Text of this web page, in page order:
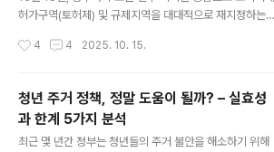
기과열지구는 50%로 축소LTV(비규제지역)최대 80%최
강화1금융권 대출 중심 적용스트레스 금리1.5%3.0%대출
허가구역(토허제) 및 규제지역을 대대적으로 재지정하는
거 아니야?”라는 피로감 섞인 반응도 많지만, 이 대책이 실
서는 발표된 내용을 기반으로 핵심 변화와 실수요자·투자
자 입장에서 꼭 알아야 할 전략을 정리해드릴게요.🏙️ 발표
된 주요 내용 요약서울 전역 + 경기 12개 지역이 새로 규제
지역 및 토지거래허가구역으로 지정됨과천, 광명, 성남(분
4 4 2025. 10. 15.
청년 주거 정책, 정말 도움이 될까? – 실효성
과 한계 5가지 분석
최근 몇 년간 정부는 청년들의 주거 불안을 해소하기 위해